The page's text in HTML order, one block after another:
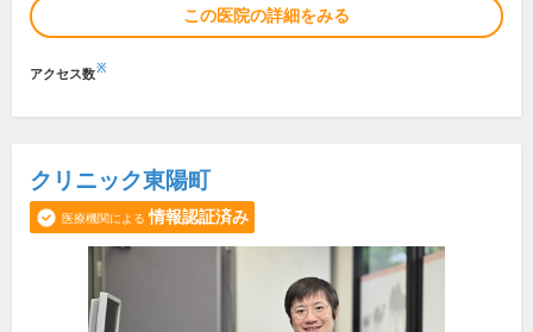
この医院の詳細をみる
アクセス数※
クリニック東陽町
医療機関による 情報認証済み